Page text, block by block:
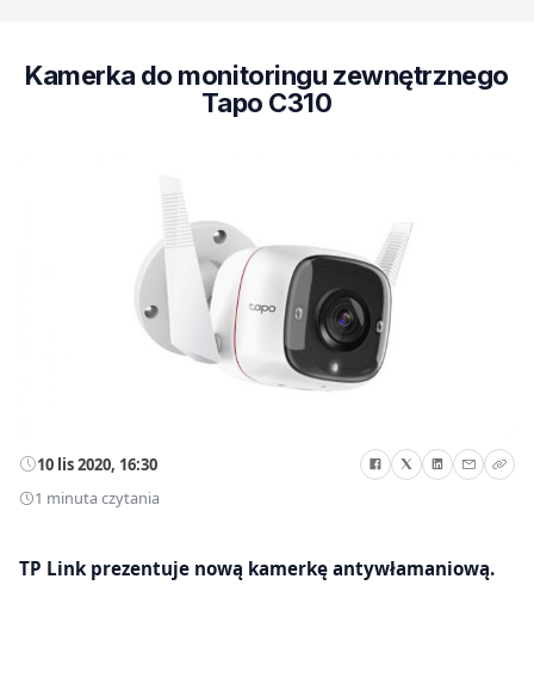
Kamerka do monitoringu zewnętrznego
Tapo C310
10 lis 2020, 16:30
1 minuta czytania
TP Link prezentuje nową kamerkę antywłamaniową.